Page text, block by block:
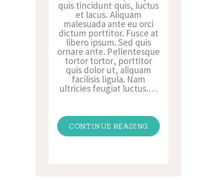
quis tincidunt quis, luctus
et lacus. Aliquam
malesuada ante eu orci
dictum porttitor. Fusce at
libero ipsum. Sed quis
ornare ante. Pellentesque
tortor tortor, porttitor
quis dolor ut, aliquam
facilisis ligula. Nam
ultricies feugiat luctus.…
CONTINUE READING